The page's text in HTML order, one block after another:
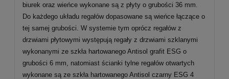
biurek oraz wieńce wykonane są z płyty o grubości 36 mm.
Do każdego układu regałów dopasowane są wieńce łączące o
tej samej grubości. W systemie tym oprócz regałów z
drzwiami płytowymi występują regały z drzwiami szklanymi
wykonanymi ze szkła hartowanego Antisol grafit ESG o
grubości 6 mm, natomiast ścianki tylne regałów otwartych
wykonane są ze szkła hartowanego Antisol czarny ESG 4